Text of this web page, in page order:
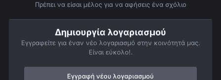
Πρέπει να είσαι μέλος για να αφήσεις ένα σχόλιο
Δημιουργία λογαριασμού
Εγγραφείτε για έναν νέο λογαριασμό στην κοινότητά μας.
Είναι εύκολο!.
Εγγραφή νέου λογαριασμού